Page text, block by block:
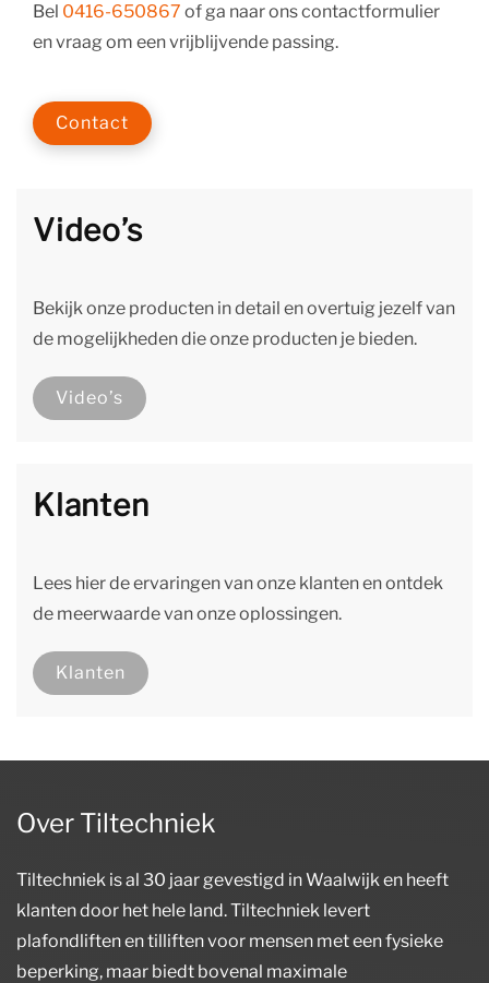
Bel 0416-650867 of ga naar ons contactformulier
en vraag om een vrijblijvende passing.
Contact
Video’s
Bekijk onze producten in detail en overtuig jezelf van
de mogelijkheden die onze producten je bieden.
Video’s
Klanten
Lees hier de ervaringen van onze klanten en ontdek
de meerwaarde van onze oplossingen.
Klanten
Over Tiltechniek
Tiltechniek is al 30 jaar gevestigd in Waalwijk en heeft
klanten door het hele land. Tiltechniek levert
plafondliften en tilliften voor mensen met een fysieke
beperking, maar biedt bovenal maximale